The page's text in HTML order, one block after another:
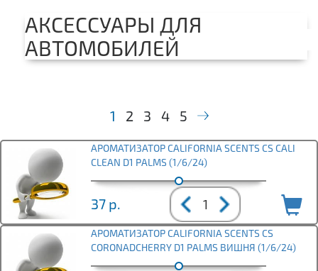
АКСЕССУАРЫ ДЛЯ
АВТОМОБИЛЕЙ
1 2 3 4 5
АРОМАТИЗАТОР CALIFORNIA SCENTS CS CALI
CLEAN D1 PALMS (1/6/24)
37 р.
АРОМАТИЗАТОР CALIFORNIA SCENTS CS
CORONADCHERRY D1 PALMS ВИШНЯ (1/6/24)